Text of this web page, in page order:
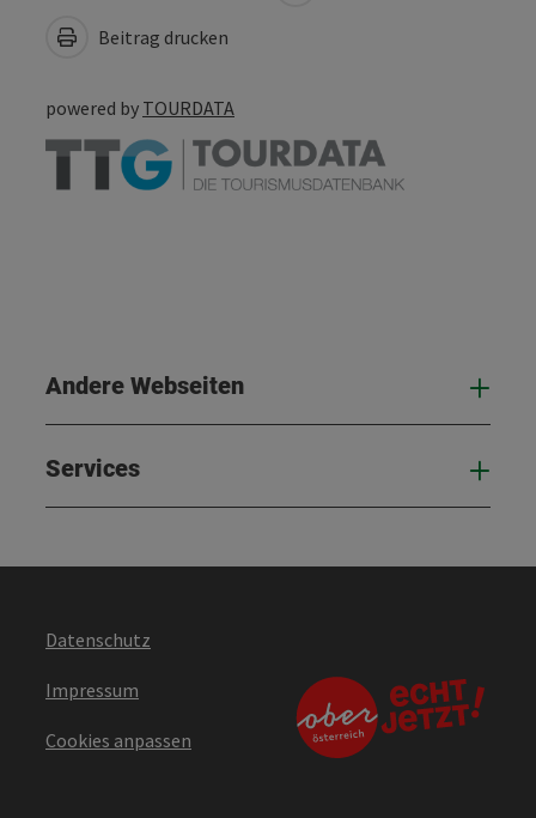
Beitrag drucken
powered by TOURDATA
Andere Webseiten
Services
Datenschutz
Impressum
Cookies anpassen